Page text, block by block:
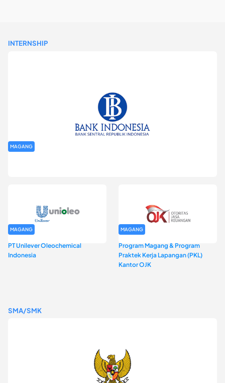
INTERNSHIP
MAGANG
MAGANG
PT Unilever Oleochemical
Indonesia
MAGANG
Program Magang & Program
Praktek Kerja Lapangan (PKL)
Kantor OJK
SMA/SMK